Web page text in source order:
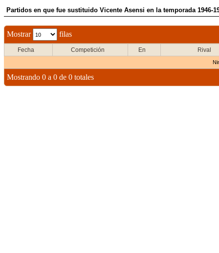
Partidos en que fue sustituido Vicente Asensi en la temporada 1946-
Mostrar filas
Fecha Competición En Rival
Mostrando 0 a 0 de 0 totales